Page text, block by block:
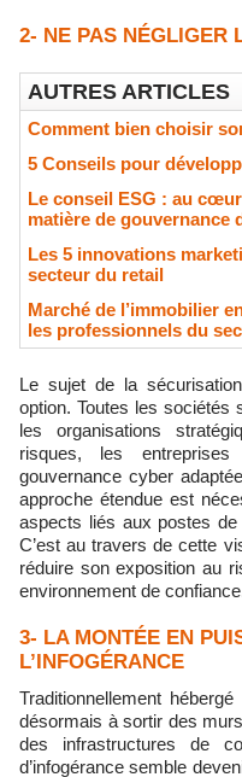
2- NE PAS NÉGLIGER
AUTRES ARTICLES
Comment bien choisir
5 Conseils pour
Le conseil ESG : au
matière de gouvernance
Les 5 innovations
secteur du retail
Marché de l’immobilier
les professionnels du
Le sujet de la sécurisation du SI n’est plus aujourd’hui une
option. Toutes les sociétés
les organisations
risques, les
gouvernance cyber
approche étendue est
aspects liés aux postes
C’est au travers de cette
réduire son exposition au
environnement de
3- LA MONTÉE EN
L’INFOGÉRANCE
Traditionnellement hébergé au sein de l’entreprise, le SI tend
désormais à sortir des
des infrastructures de
d’infogérance semble